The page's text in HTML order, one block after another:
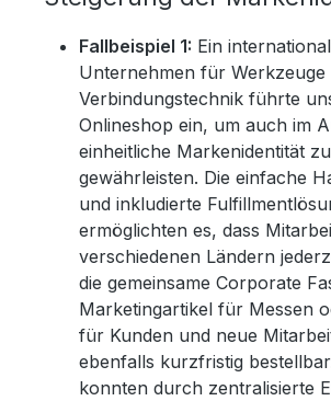
Fallbeispiel 1: Ein
Unternehmen für Werkzeuge
Verbindungstechnik führte
Onlineshop ein, um auch im
einheitliche Markenidentität zu
gewährleisten. Die einfache
und inkludierte
ermöglichten es, dass
verschiedenen Ländern
die gemeinsame Corporate
Marketingartikel für Messen
für Kunden und neue
ebenfalls kurzfristig
konnten durch zentralisierte